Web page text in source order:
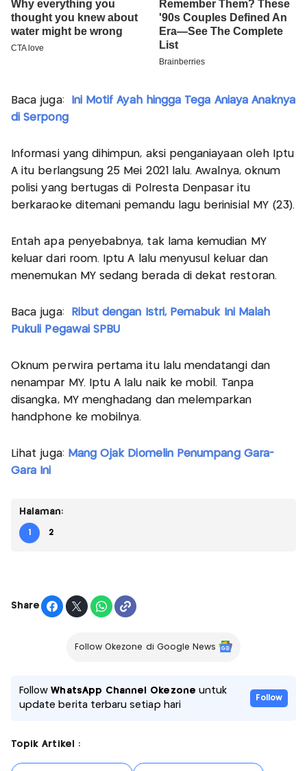
Baca juga:
Ini Motif Ayah hingga Tega Aniaya Anaknya
di Serpong
Informasi yang dihimpun, aksi penganiayaan oleh Iptu
A itu berlangsung 25 Mei 2021 lalu. Awalnya, oknum
polisi yang bertugas di Polresta Denpasar itu
berkaraoke ditemani pemandu lagu berinisial MY (23).
Entah apa penyebabnya, tak lama kemudian MY
keluar dari room. Iptu A lalu menyusul keluar dan
menemukan MY sedang berada di dekat restoran.
Baca juga:
Ribut dengan Istri, Pemabuk Ini Malah
Pukuli Pegawai SPBU
Oknum perwira pertama itu lalu mendatangi dan
nenampar MY. Iptu A lalu naik ke mobil. Tanpa
disangka, MY menghadang dan melemparkan
handphone ke mobilnya.
Lihat juga: Mang Ojak Diomelin Penumpang Gara-
Gara Ini
Halaman:
1 2
Share
Follow Okezone di Google News
FollowWhatsApp Channel Okezone untuk
update berita terbaru setiap hari
Follow
Topik Artikel :